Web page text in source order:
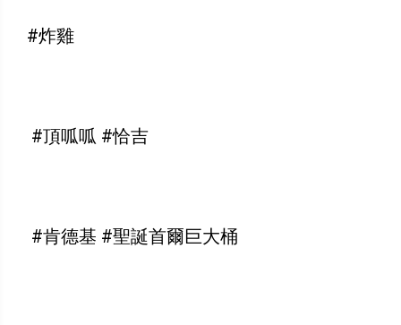
#炸雞
#頂呱呱 #恰吉
#肯德基 #聖誕首爾巨大桶